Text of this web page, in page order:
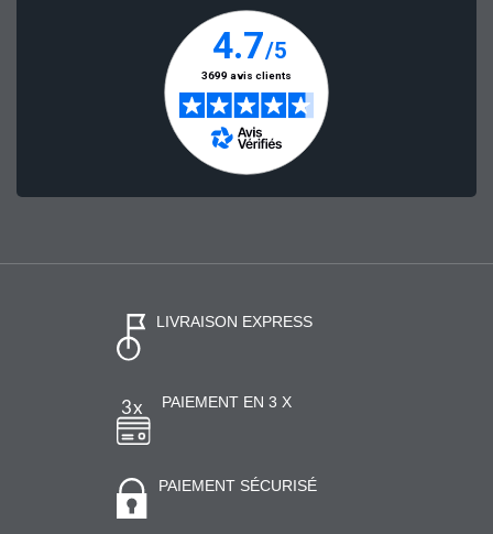
LIVRAISON EXPRESS
PAIEMENT EN 3 X
PAIEMENT SÉCURISÉ